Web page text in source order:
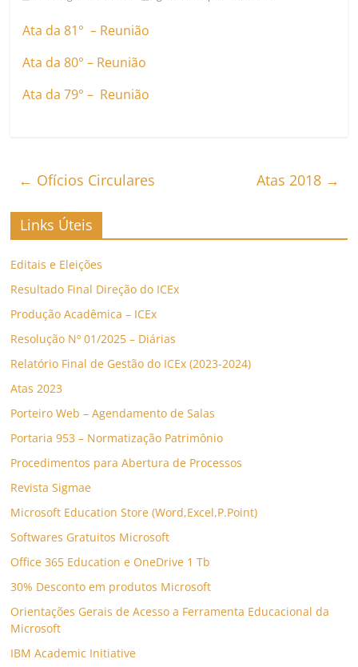
Ata da 81° – Reunião
Ata da 80° – Reunião
Ata da 79° – Reunião
← Ofícios Circulares Atas 2018 →
Links Úteis
Editais e Eleições
Resultado Final Direção do ICEx
Produção Acadêmica – ICEx
Resolução Nº 01/2025 – Diárias
Relatório Final de Gestão do ICEx (2023-2024)
Atas 2023
Porteiro Web – Agendamento de Salas
Portaria 953 – Normatização Patrimônio
Procedimentos para Abertura de Processos
Revista Sigmae
Microsoft Education Store (Word,Excel,P.Point)
Softwares Gratuitos Microsoft
Office 365 Education e OneDrive 1 Tb
30% Desconto em produtos Microsoft
Orientações Gerais de Acesso a Ferramenta Educacional da
Microsoft
IBM Academic Initiative